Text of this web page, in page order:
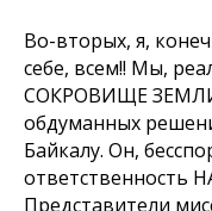
Во-вторых, я,
себе, всем!! Мы,
СОКРОВИЩЕ
обдуманных
Байкалу. Он,
ответственность
Представители